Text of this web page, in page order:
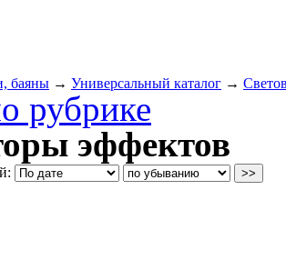
баяны → Универсальный каталог →
рубрике
эффектов